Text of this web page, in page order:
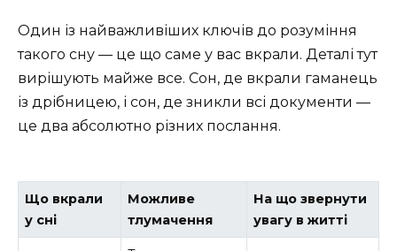
Один із найважливіших ключів до розуміння
такого сну — це що саме у вас вкрали. Деталі тут
вирішують майже все. Сон, де вкрали гаманець
із дрібницею, і сон, де зникли всі документи —
це два абсолютно різних послання.
Що вкрали
у сні
Можливе
тлумачення
На що звернути
увагу в житті